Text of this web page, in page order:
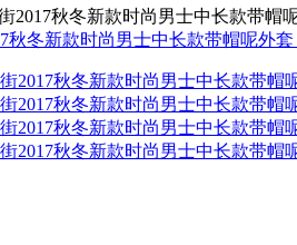
2017秋冬新款时尚男士中长款带帽